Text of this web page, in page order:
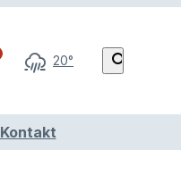
20° search
Kontakt